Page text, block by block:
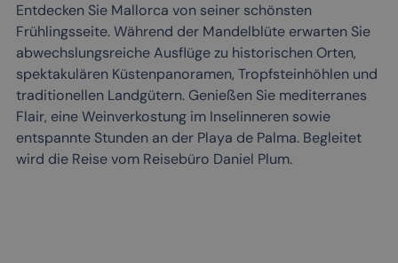
Entdecken Sie Mallorca von seiner schönsten
Frühlingsseite. Während der Mandelblüte erwarten Sie
abwechslungsreiche Ausflüge zu historischen Orten,
spektakulären Küstenpanoramen, Tropfsteinhöhlen und
traditionellen Landgütern. Genießen Sie mediterranes
Flair, eine Weinverkostung im Inselinneren sowie
entspannte Stunden an der Playa de Palma. Begleitet
wird die Reise vom Reisebüro Daniel Plum.